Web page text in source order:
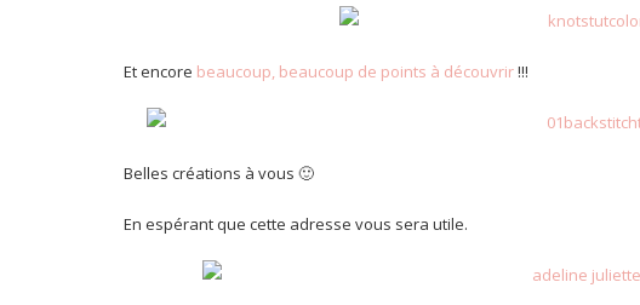
Et encore beaucoup, beaucoup de points à découvrir!!!
Belles créations à vous 🙂
En espérant que cette adresse vous sera utile.